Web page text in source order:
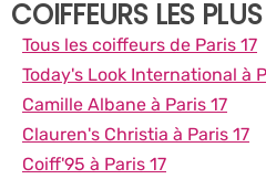
COIFFEURS LES
Tous les coiffeurs de Paris 17
Today's Look International à
Camille Albane à Paris 17
Clauren's Christia à Paris 17
Coiff'95 à Paris 17